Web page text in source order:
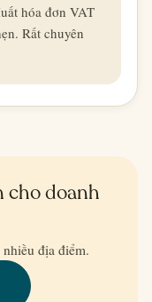
hóa đơn VAT
Rất chuyên
cho doanh
địa điểm.